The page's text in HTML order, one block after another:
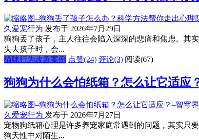
久爱宠行为 发布于 2026年7月29日
狗狗丢了孩子，主人往往会陷入深深的悲痛和焦虑。其
失去孩子时，会...
猫咪行为改善案例 点赞(24) 评论(3) 阅读(67)
狗狗为什么会怕纸箱？怎么让它适应
久爱宠行为 发布于 2026年7月27日
宠物狗纸箱心理是许多养宠家庭常遇到的问题，其实只
狗天性中对陌生...